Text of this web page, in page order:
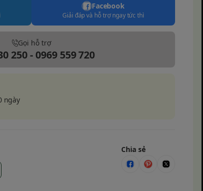
Facebook
Giải đáp và hỗ trợ ngay tức thì
Gọi hỗ trợ
250 - 0969 559 720
ngày
Chia sẻ